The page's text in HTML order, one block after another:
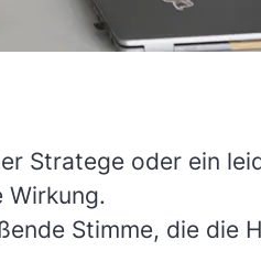
Stratege oder ein
Wirkung.
Stimme, die die